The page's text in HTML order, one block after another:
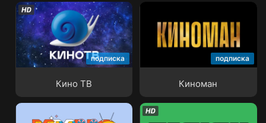
подписка
Кино ТВ
Кино ТВ
подписка
Киноман